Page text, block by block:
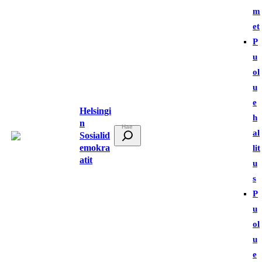
Helsingi
n
Sosialid
emokra
atit
t
m
et
P
u
ol
u
e
h
al
lit
u
s
P
u
ol
u
e